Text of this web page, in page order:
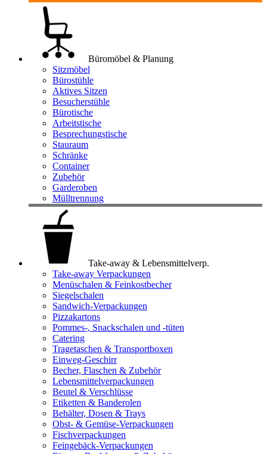
Büromöbel & Planung
Sitzmöbel
Bürostühle
Aktives Sitzen
Besucherstühle
Bürotische
Arbeitstische
Besprechungstische
Stauraum
Schränke
Container
Zubehör
Garderoben
Mülltrennung
Take-away & Lebensmittelverp.
Take-away Verpackungen
Menüschalen & Feinkostbecher
Siegelschalen
Sandwich-Verpackungen
Pizzakartons
Pommes-, Snackschalen und -tüten
Catering
Tragetaschen & Transportboxen
Einweg-Geschirr
Becher, Flaschen & Zubehör
Lebensmittelverpackungen
Beutel & Verschlüsse
Etiketten & Banderolen
Behälter, Dosen & Trays
Obst- & Gemüse-Verpackungen
Fischverpackungen
Feingebäck-Verpackungen